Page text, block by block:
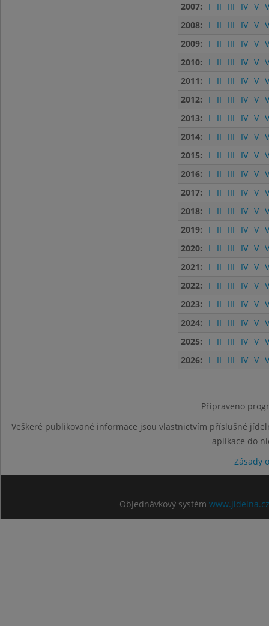
2007:
I II III IV V
2008:
I II III IV V
2009:
I II III IV V
2010:
I II III IV V
2011:
I II III IV V
2012:
I II III IV V
2013:
I II III IV V
2014:
I II III IV V
2015:
I II III IV V
2016:
I II III IV V
2017:
I II III IV V
2018:
I II III IV V
2019:
I II III IV V
2020:
I II III IV V
2021:
I II III IV V
2022:
I II III IV V
2023:
I II III IV V
2024:
I II III IV V
2025:
I II III IV V
2026:
I II III IV V
Připraveno
Veškeré publikované informace jsou vlastnictvím příslušné
aplikace do
Zásady
Objednávkový systém www.jidelna.cz